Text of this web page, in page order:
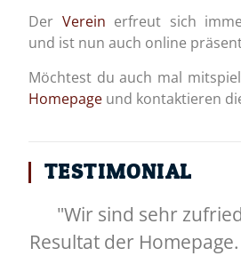
Der Verein erfreut sich
und ist nun auch online
Möchtest du auch mal
Homepage und kontaktieren
TESTIMONIAL
"Wir sind sehr
Resultat der